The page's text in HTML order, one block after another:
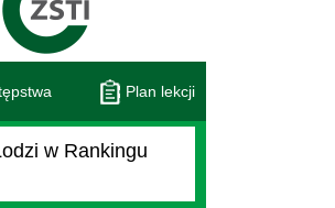
Plan lekcji
w Rankingu